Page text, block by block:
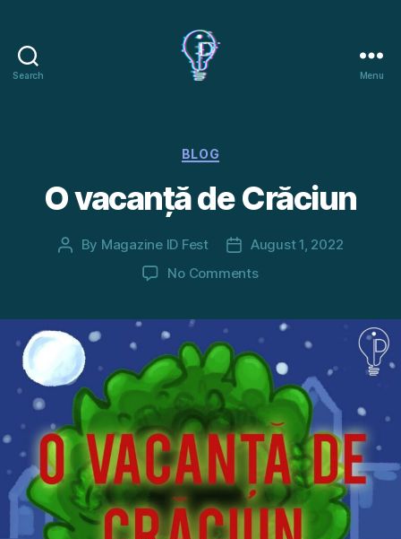
Search Menu
Categories
BLOG
O vacanță de Crăciun
Post
By Magazine ID Fest
Post
date
August 1, 2022
No Commentson
Crăciun